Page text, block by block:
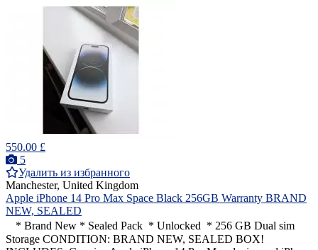
550.00 £
5
Удалить из избранного
Manchester, United Kingdom
Apple iPhone 14 Pro Max Space Black 256GB Warranty BRAND
NEW, SEALED
* Brand New * Sealed Pack * Unlocked * 256 GB Dual sim
Storage CONDITION: BRAND NEW, SEALED BOX!